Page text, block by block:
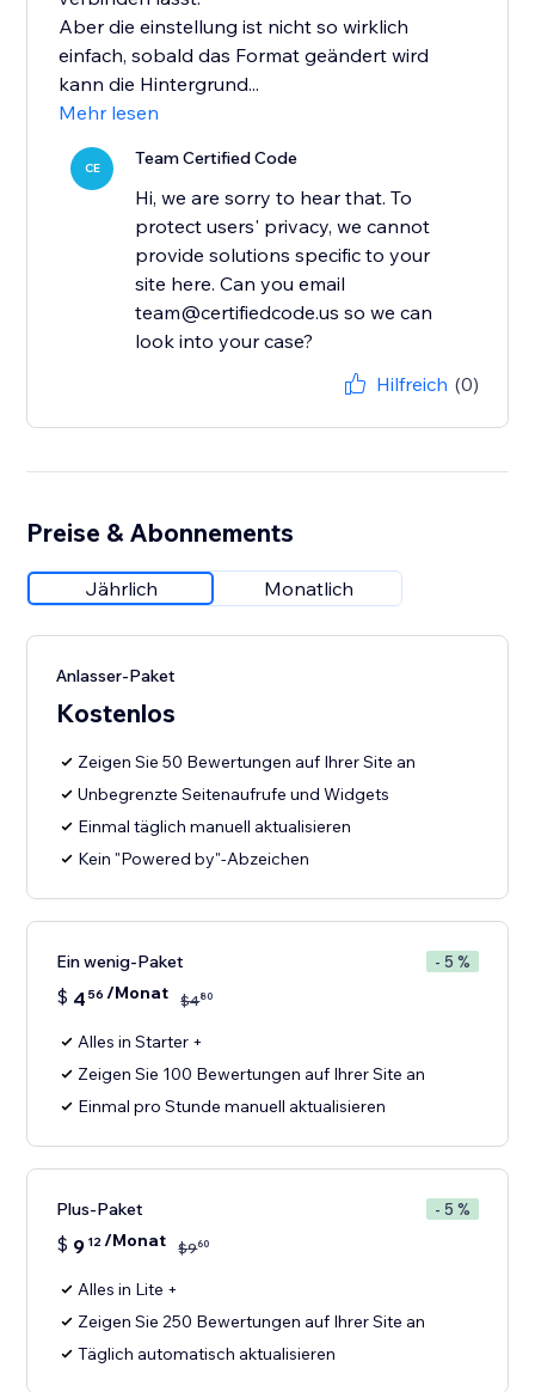
Aber die einstellung ist nicht so wirklich
einfach, sobald das Format geändert wird
kann die Hintergrund...
Mehr lesen
CE Team Certified Code
Hi, we are sorry to hear that. To
protect users' privacy, we cannot
provide solutions specific to your
site here. Can you email
team@certifiedcode.us so we can
look into your case?
Hilfreich (0)
Preise & Abonnements
Jährlich Monatlich
Anlasser-Paket
Kostenlos
Zeigen Sie 50 Bewertungen auf Ihrer Site an
Unbegrenzte Seitenaufrufe und Widgets
Einmal täglich manuell aktualisieren
Kein "Powered by"-Abzeichen
Ein wenig-Paket - 5 %
$ 4 56 /Monat $480
Alles in Starter +
Zeigen Sie 100 Bewertungen auf Ihrer Site an
Einmal pro Stunde manuell aktualisieren
Plus-Paket - 5 %
$ 9 12/Monat $960
Alles in Lite +
Zeigen Sie 250 Bewertungen auf Ihrer Site an
Täglich automatisch aktualisieren